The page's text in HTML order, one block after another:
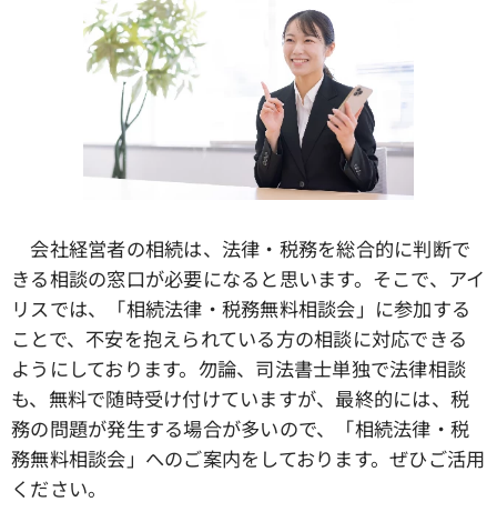
会社経営者の相続は、法律・税務を総合的に判断で
きる相談の窓口が必要になると思います。そこで、アイ
リスでは、「相続法律・税務無料相談会」に参加する
ことで、不安を抱えられている方の相談に対応できる
ようにしております。勿論、司法書士単独で法律相談
も、無料で随時受け付けていますが、最終的には、税
務の問題が発生する場合が多いので、「相続法律・税
務無料相談会」へのご案内をしております。ぜひご活用
ください。